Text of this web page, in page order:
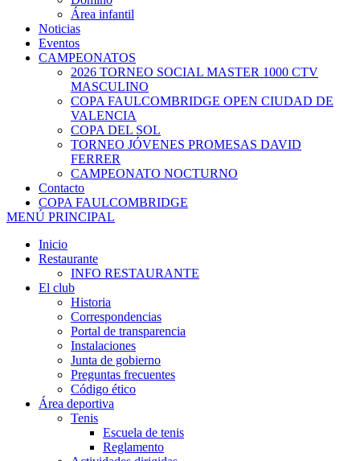
Área infantil
Noticias
Eventos
CAMPEONATOS
2026 TORNEO SOCIAL MASTER 1000 CTV
MASCULINO
COPA FAULCOMBRIDGE OPEN CIUDAD DE
VALENCIA
COPA DEL SOL
TORNEO JÓVENES PROMESAS DAVID
FERRER
CAMPEONATO NOCTURNO
Contacto
COPA FAULCOMBRIDGE
MENÚ PRINCIPAL
Inicio
Restaurante
INFO RESTAURANTE
El club
Historia
Correspondencias
Portal de transparencia
Instalaciones
Junta de gobierno
Preguntas frecuentes
Código ético
Área deportiva
Tenis
Escuela de tenis
Reglamento